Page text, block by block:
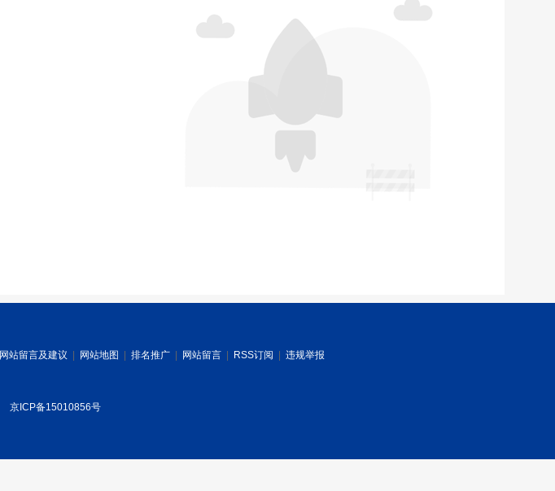
网站留言及建议 网站地图 排名推广 网站留言 RSS订阅 违规举报
京ICP备15010856号